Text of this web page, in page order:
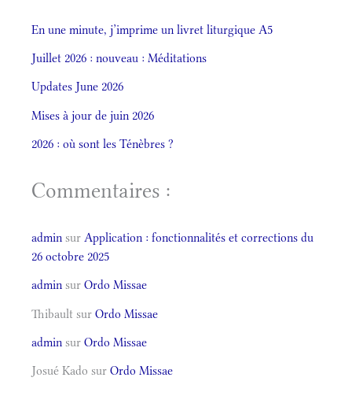
En une minute, j’imprime un livret liturgique A5
Juillet 2026 : nouveau : Méditations
Updates June 2026
Mises à jour de juin 2026
2026 : où sont les Ténèbres ?
Commentaires :
admin sur Application : fonctionnalités et corrections du
26 octobre 2025
admin sur Ordo Missae
Thibault sur Ordo Missae
admin sur Ordo Missae
Josué Kado sur Ordo Missae